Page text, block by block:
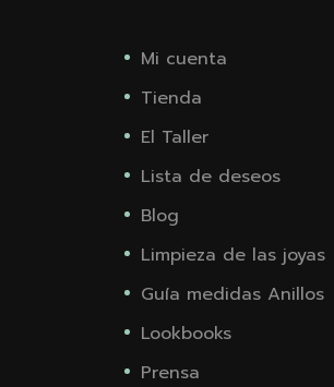
Mi cuenta
Tienda
El Taller
Lista de deseos
Blog
Limpieza de las joyas
Guía medidas Anillos
Lookbooks
Prensa